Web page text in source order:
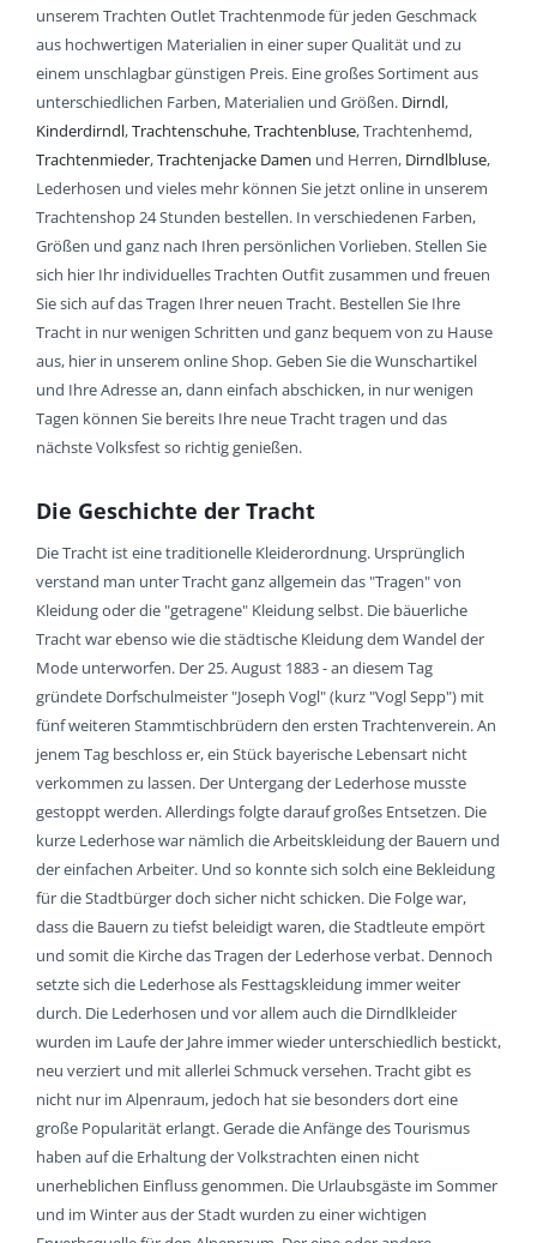
unserem Trachten Outlet Trachtenmode für jeden Geschmack
aus hochwertigen Materialien in einer super Qualität und zu
einem unschlagbar günstigen Preis. Eine großes Sortiment aus
unterschiedlichen Farben, Materialien und Größen. Dirndl,
Kinderdirndl,Trachtenschuhe,Trachtenbluse, Trachtenhemd,
Trachtenmieder,Trachtenjacke Damen und Herren, Dirndlbluse,
Lederhosen und vieles mehr können Sie jetzt online in unserem
Trachtenshop 24 Stunden bestellen. In verschiedenen Farben,
Größen und ganz nach Ihren persönlichen Vorlieben. Stellen Sie
sich hier Ihr individuelles Trachten Outfit zusammen und freuen
Sie sich auf das Tragen Ihrer neuen Tracht. Bestellen Sie Ihre
Tracht in nur wenigen Schritten und ganz bequem von zu Hause
aus, hier in unserem online Shop. Geben Sie die Wunschartikel
und Ihre Adresse an, dann einfach abschicken, in nur wenigen
Tagen können Sie bereits Ihre neue Tracht tragen und das
nächste Volksfest so richtig genießen.
Die Geschichte der Tracht
Die Tracht ist eine traditionelle Kleiderordnung. Ursprünglich
verstand man unter Tracht ganz allgemein das "Tragen" von
Kleidung oder die "getragene" Kleidung selbst. Die bäuerliche
Tracht war ebenso wie die städtische Kleidung dem Wandel der
Mode unterworfen. Der 25. August 1883 - an diesem Tag
gründete Dorfschulmeister "Joseph Vogl" (kurz "Vogl Sepp") mit
fünf weiteren Stammtischbrüdern den ersten Trachtenverein. An
jenem Tag beschloss er, ein Stück bayerische Lebensart nicht
verkommen zu lassen. Der Untergang der Lederhose musste
gestoppt werden. Allerdings folgte darauf großes Entsetzen. Die
kurze Lederhose war nämlich die Arbeitskleidung der Bauern und
der einfachen Arbeiter. Und so konnte sich solch eine Bekleidung
für die Stadtbürger doch sicher nicht schicken. Die Folge war,
dass die Bauern zu tiefst beleidigt waren, die Stadtleute empört
und somit die Kirche das Tragen der Lederhose verbat. Dennoch
setzte sich die Lederhose als Festtagskleidung immer weiter
durch. Die Lederhosen und vor allem auch die Dirndlkleider
wurden im Laufe der Jahre immer wieder unterschiedlich bestickt,
neu verziert und mit allerlei Schmuck versehen. Tracht gibt es
nicht nur im Alpenraum, jedoch hat sie besonders dort eine
große Popularität erlangt. Gerade die Anfänge des Tourismus
haben auf die Erhaltung der Volkstrachten einen nicht
unerheblichen Einfluss genommen. Die Urlaubsgäste im Sommer
und im Winter aus der Stadt wurden zu einer wichtigen